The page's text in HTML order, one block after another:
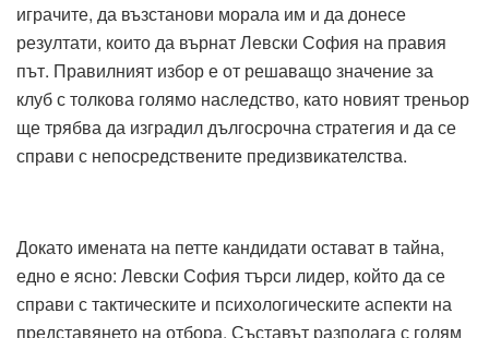
играчите, да възстанови морала им и да донесе
резултати, които да върнат Левски София на правия
път. Правилният избор е от решаващо значение за
клуб с толкова голямо наследство, като новият треньор
ще трябва да изградил дългосрочна стратегия и да се
справи с непосредствените предизвикателства.
Докато имената на петте кандидати остават в тайна,
едно е ясно: Левски София търси лидер, който да се
справи с тактическите и психологическите аспекти на
представянето на отбора. Съставът разполага с голям